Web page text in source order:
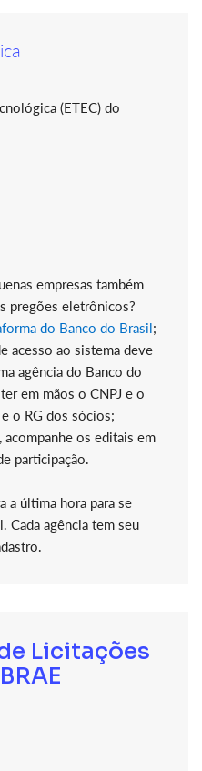
(ETEC) do
empresas também
pregões eletrônicos?
do Banco do Brasil;
acesso ao sistema deve
agência do Banco do
em mãos o CNPJ e o
o RG dos sócios;
acompanhe os editais em
participação.
a última hora para se
Cada agência tem seu
Licitações